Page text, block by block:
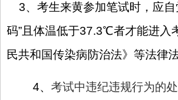
3、考生来黄参加笔试时，应自
码”且体温低于37.3℃者才能进入
民共和国传染病防治法》等法律
4、 考试中违纪违规行为的